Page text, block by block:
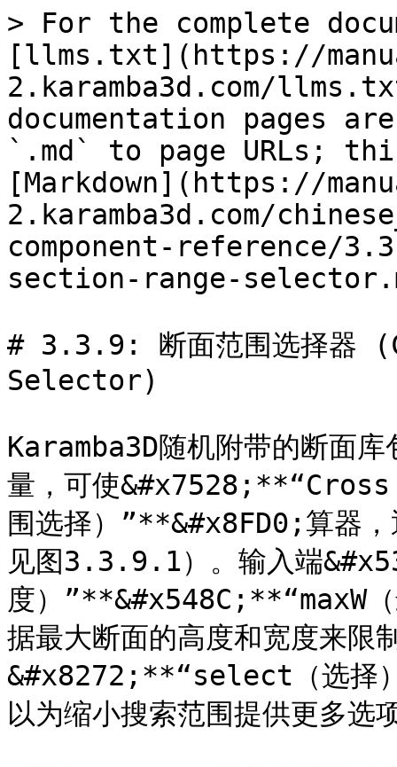
> For the complete
[llms.txt](https://
2.karamba3d.com/
documentation pages
`.md` to page URLs;
[Markdown](https://
2.karamba3d.com/
component-reference/
section-range-
# 3.3.9: 断面范围选择器
Selector)
Karamba3D随机附带的断面
量，可使
围选择）”**&#x8FD0;算器，
见图3.3.9.1）。输入端
度）”**&#x548C;**“maxW
据最大断面的高度和宽度来限
&#x8272;**“select（选择
以为缩小搜索范围提供更多选